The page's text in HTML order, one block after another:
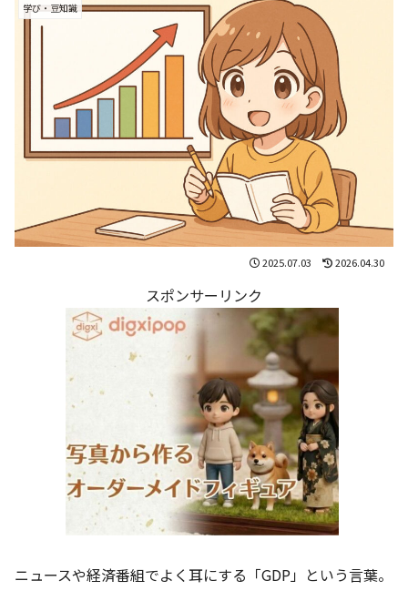
学び・豆知識
2025.07.03 2026.04.30
スポンサーリンク
ニュースや経済番組でよく耳にする「GDP」という言葉。